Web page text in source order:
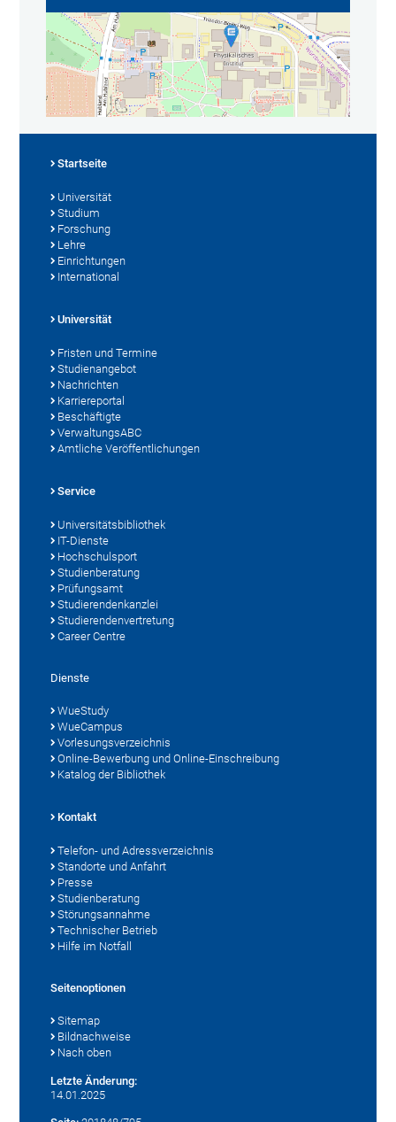
Startseite
Universität
Studium
Forschung
Lehre
Einrichtungen
International
Universität
Fristen und Termine
Studienangebot
Nachrichten
Karriereportal
Beschäftigte
VerwaltungsABC
Amtliche Veröffentlichungen
Service
Universitätsbibliothek
IT-Dienste
Hochschulsport
Studienberatung
Prüfungsamt
Studierendenkanzlei
Studierendenvertretung
Career Centre
Dienste
WueStudy
WueCampus
Vorlesungsverzeichnis
Online-Bewerbung und Online-Einschreibung
Katalog der Bibliothek
Kontakt
Telefon- und Adressverzeichnis
Standorte und Anfahrt
Presse
Studienberatung
Störungsannahme
Technischer Betrieb
Hilfe im Notfall
Seitenoptionen
Sitemap
Bildnachweise
Nach oben
Letzte Änderung:
14.01.2025